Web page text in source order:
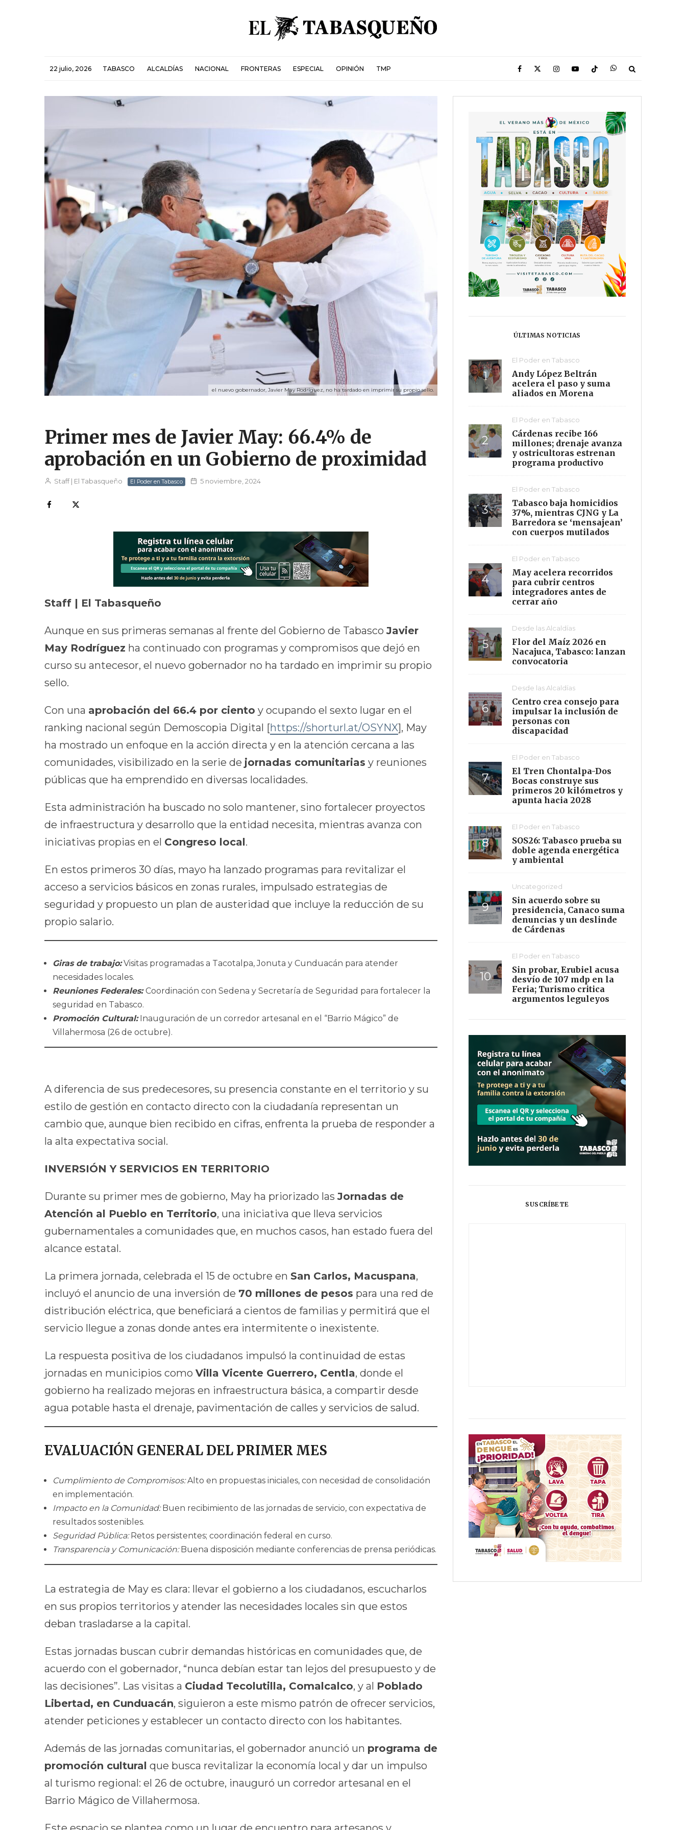
22 julio, 2026 TABASCO ALCALDÍAS NACIONAL FRONTERAS ESPECIAL OPINIÓN TMP
el nuevo gobernador, Javier May Rodríguez, no ha tardado en imprimir su propio sello.
Primer mes de Javier May: 66.4% de
aprobación en un Gobierno de proximidad
Staff | El Tabasqueño El Poder en Tabasco 5 noviembre, 2024
Staff | El Tabasqueño
Aunque en sus primeras semanas al frente del Gobierno de Tabasco Javier
May Rodríguez ha continuado con programas y compromisos que dejó en
curso su antecesor, el nuevo gobernador no ha tardado en imprimir su propio
sello.
Con una aprobación del 66.4 por ciento y ocupando el sexto lugar en el
ranking nacional según Demoscopia Digital [https://shorturl.at/OSYNX], May
ha mostrado un enfoque en la acción directa y en la atención cercana a las
comunidades, visibilizado en la serie de jornadas comunitarias y reuniones
públicas que ha emprendido en diversas localidades.
Esta administración ha buscado no solo mantener, sino fortalecer proyectos
de infraestructura y desarrollo que la entidad necesita, mientras avanza con
iniciativas propias en el Congreso local.
En estos primeros 30 días, mayo ha lanzado programas para revitalizar el
acceso a servicios básicos en zonas rurales, impulsado estrategias de
seguridad y propuesto un plan de austeridad que incluye la reducción de su
propio salario.
Giras de trabajo:Visitas programadas a Tacotalpa, Jonuta y Cunduacán para atender
necesidades locales.
Reuniones Federales: Coordinación con Sedena y Secretaría de Seguridad para fortalecer la
seguridad en Tabasco.
Promoción Cultural:Inauguración de un corredor artesanal en el “Barrio Mágico” de
Villahermosa (26 de octubre).
A diferencia de sus predecesores, su presencia constante en el territorio y su
estilo de gestión en contacto directo con la ciudadanía representan un
cambio que, aunque bien recibido en cifras, enfrenta la prueba de responder a
la alta expectativa social.
INVERSIÓN Y SERVICIOS EN TERRITORIO
Durante su primer mes de gobierno, May ha priorizado las Jornadas de
Atención al Pueblo en Territorio, una iniciativa que lleva servicios
gubernamentales a comunidades que, en muchos casos, han estado fuera del
alcance estatal.
La primera jornada, celebrada el 15 de octubre en San Carlos, Macuspana,
incluyó el anuncio de una inversión de 70 millones de pesos para una red de
distribución eléctrica, que beneficiará a cientos de familias y permitirá que el
servicio llegue a zonas donde antes era intermitente o inexistente.
La respuesta positiva de los ciudadanos impulsó la continuidad de estas
jornadas en municipios como Villa Vicente Guerrero, Centla, donde el
gobierno ha realizado mejoras en infraestructura básica, a compartir desde
agua potable hasta el drenaje, pavimentación de calles y servicios de salud.
EVALUACIÓN GENERAL DEL PRIMER MES
Cumplimiento de Compromisos:Alto en propuestas iniciales, con necesidad de consolidación
en implementación.
Impacto en la Comunidad:Buen recibimiento de las jornadas de servicio, con expectativa de
resultados sostenibles.
Seguridad Pública:Retos persistentes; coordinación federal en curso.
Transparencia y Comunicación:Buena disposición mediante conferencias de prensa periódicas.
La estrategia de May es clara: llevar el gobierno a los ciudadanos, escucharlos
en sus propios territorios y atender las necesidades locales sin que estos
deban trasladarse a la capital.
Estas jornadas buscan cubrir demandas históricas en comunidades que, de
acuerdo con el gobernador, “nunca debían estar tan lejos del presupuesto y de
las decisiones”. Las visitas a Ciudad Tecolutilla, Comalcalco, y al Poblado
Libertad, en Cunduacán, siguieron a este mismo patrón de ofrecer servicios,
atender peticiones y establecer un contacto directo con los habitantes.
Además de las jornadas comunitarias, el gobernador anunció un programa de
promoción cultural que busca revitalizar la economía local y dar un impulso
al turismo regional: el 26 de octubre, inauguró un corredor artesanal en el
Barrio Mágico de Villahermosa.
ÚLTIMAS NOTICIAS
El Poder en Tabasco
Andy López Beltrán
acelera el paso y suma
aliados en Morena
El Poder en Tabasco
Cárdenas recibe 166
millones; drenaje avanza
y ostricultoras estrenan
programa productivo
El Poder en Tabasco
Tabasco baja homicidios
37%, mientras CJNG y La
Barredora se ‘mensajean’
con cuerpos mutilados
El Poder en Tabasco
May acelera recorridos
para cubrir centros
integradores antes de
cerrar año
Desde las Alcaldías
Flor del Maíz 2026 en
Nacajuca, Tabasco: lanzan
convocatoria
Desde las Alcaldías
Centro crea consejo para
impulsar la inclusión de
personas con
discapacidad
El Poder en Tabasco
El Tren Chontalpa-Dos
Bocas construye sus
primeros 20 kilómetros y
apunta hacia 2028
El Poder en Tabasco
SOS26: Tabasco prueba su
doble agenda energética
y ambiental
Uncategorized
Sin acuerdo sobre su
presidencia, Canaco suma
denuncias y un deslinde
de Cárdenas
El Poder en Tabasco
Sin probar, Erubiel acusa
desvío de 107 mdp en la
Feria; Turismo critica
argumentos leguleyos
SUSCRÍBETE